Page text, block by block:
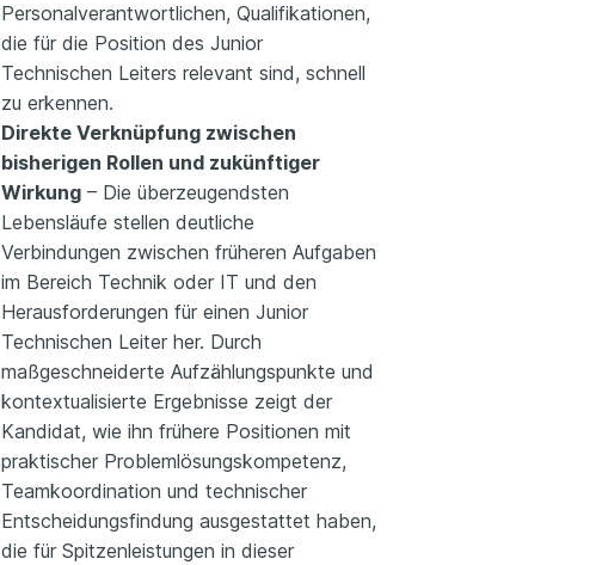
Personalverantwortlichen, Qualifikationen,
die für die Position des Junior
Technischen Leiters relevant sind, schnell
zu erkennen.
Direkte Verknüpfung zwischen
bisherigen Rollen und zukünftiger
Wirkung – Die überzeugendsten
Lebensläufe stellen deutliche
Verbindungen zwischen früheren Aufgaben
im Bereich Technik oder IT und den
Herausforderungen für einen Junior
Technischen Leiter her. Durch
maßgeschneiderte Aufzählungspunkte und
kontextualisierte Ergebnisse zeigt der
Kandidat, wie ihn frühere Positionen mit
praktischer Problemlösungskompetenz,
Teamkoordination und technischer
Entscheidungsfindung ausgestattet haben,
die für Spitzenleistungen in dieser